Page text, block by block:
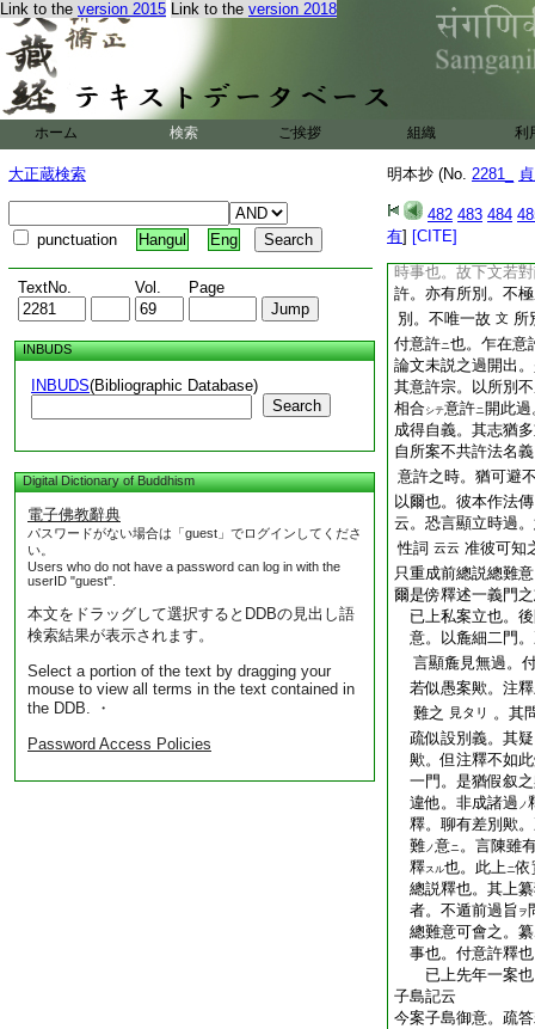
Link to the version 2015 Link to the version 2018
ホーム 検索 ご挨拶 組織 利
大正蔵検索
punctuation Hangul Eng
TextNo. Vol. Page
INBUDS
INBUDS(Bibliographic Database)
Search
Digital Dictionary of Buddhism
電子佛教辭典
パスワードがない場合は「guest」でログインしてくださ
い。
Users who do not have a password can log in with the
userID "guest".
本文をドラッグして選択するとDDBの見出し語
検索結果が表示されます。
Select a portion of the text by dragging your
mouse to view all terms in the text contained in
the DDB. ・
Password Access Policies
明本抄 (No. 2281_
482 483 484
有] [CITE]
必可有深意也。重
許。付宗實義是假
等者。順問設見離
ナレハ
此次釋顯也
問。所別所依。是
爰知纂主如問實擧
等過避之也。焉
其例難耶 答。若言
相哉。若言者言陳
也。背理門正理旨
時事也。故下文若
許。亦有所別。不
別。不唯一故 文 所
付意許ニ也。乍在意
論文未説之過開出
其意許宗。以所別
相合シテ意許ニ開此
成得自義。其志猶
自所案不共許法名
意許之時。猶可避
以爾也。彼本作法
云。恐言顯立時過
性詞 云云 准彼可知
只重成前總説總難
爾是傍釋述一義門
已上私案立也。
意。以麁細二門
言顯麁見無過。
若似愚案歟。注
難之
見タリ
。其
疏似設別義。其疑
歟。但注釋不如
一門。是猶假叙
違他。非成諸過 ノ
釋。聊有差別歟
難ノ意ニ。言陳雖
釋スル也。此上ニ依
總説釋也。其上
者。不遁前過旨 ヲ
總難意可會之。
事也。付意許釋也
已上先年一案也
子島記云
今案子島御意。疏